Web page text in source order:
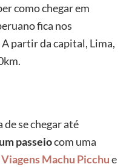
como chegar em
fica nos
A partir da capital, Lima,
se chegar até
passeiocom uma
Viagens Machu Picchue